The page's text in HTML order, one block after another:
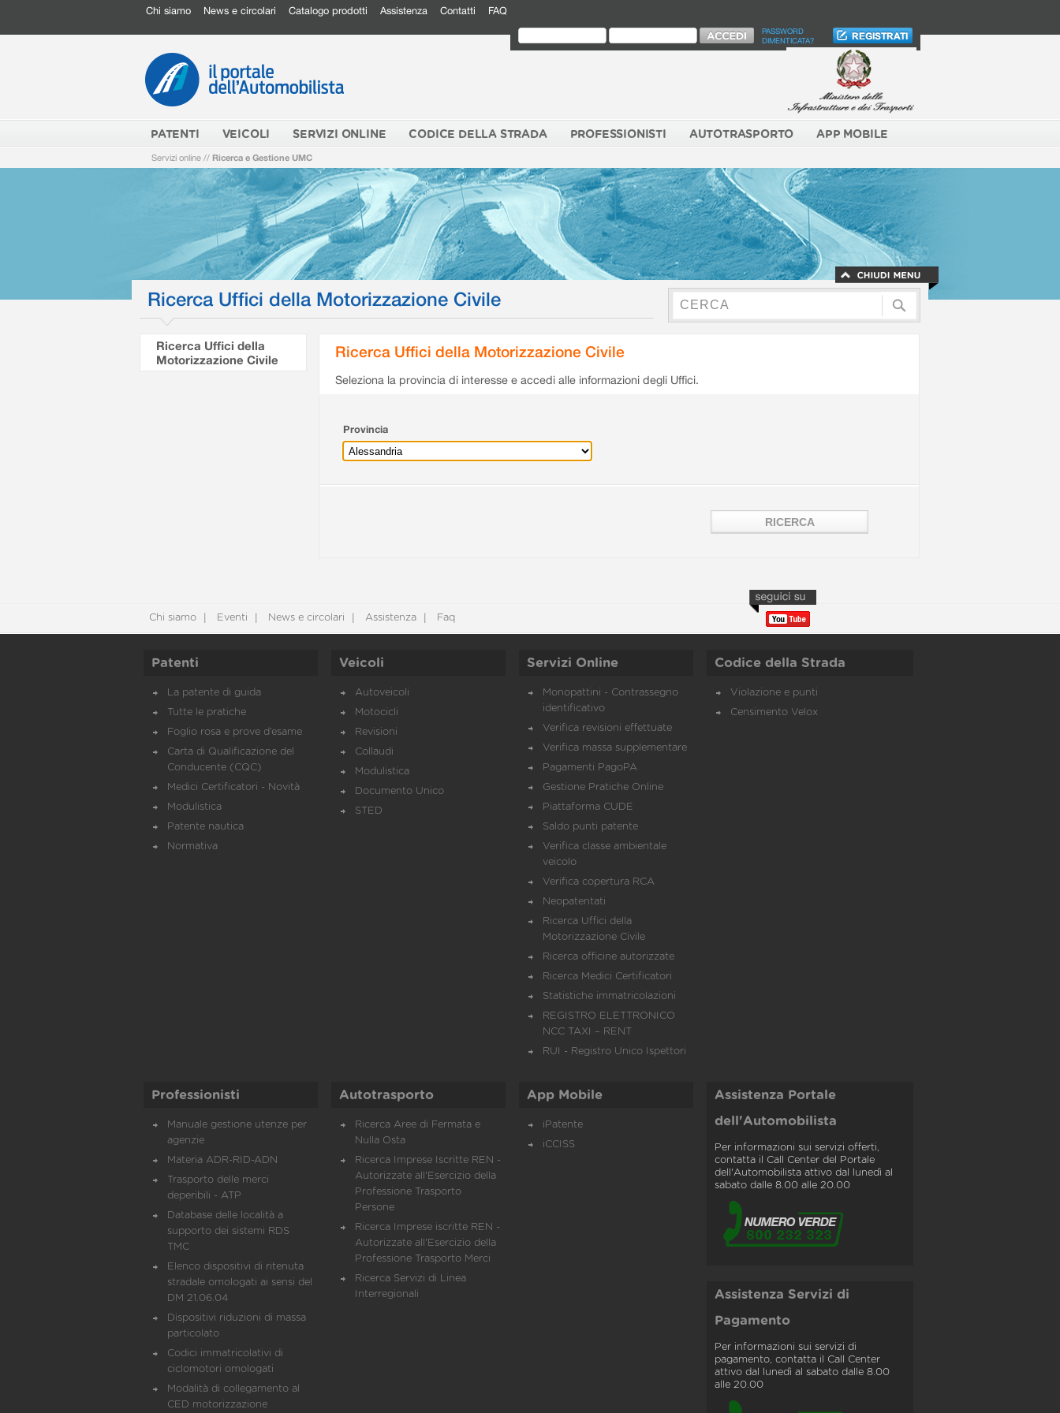
Chi siamo News e circolari Catalogo prodotti Assistenza Contatti FAQ
PASSWORD
DIMENTICATA?
PATENTI VEICOLI SERVIZI ONLINE CODICE DELLA STRADA PROFESSIONISTI AUTOTRASPORTO APP MOBILE
Servizi online // Ricerca e Gestione UMC
Ricerca Uffici della Motorizzazione Civile
Ricerca Uffici della
Motorizzazione Civile
Ricerca Uffici della Motorizzazione Civile
Seleziona la provincia di interesse e accedi alle informazioni degli Uffici.
Provincia
Chi siamo Eventi News e circolari Assistenza Faq
Patenti
La patente di guida
Tutte le pratiche
Foglio rosa e prove d’esame
Carta di Qualificazione del
Conducente (CQC)
Medici Certificatori - Novità
Modulistica
Patente nautica
Normativa
Veicoli
Autoveicoli
Motocicli
Revisioni
Collaudi
Modulistica
Documento Unico
STED
Servizi Online
Monopattini - Contrassegno
identificativo
Verifica revisioni effettuate
Verifica massa supplementare
Pagamenti PagoPA
Gestione Pratiche Online
Piattaforma CUDE
Saldo punti patente
Verifica classe ambientale
veicolo
Verifica copertura RCA
Neopatentati
Ricerca Uffici della
Motorizzazione Civile
Ricerca officine autorizzate
Ricerca Medici Certificatori
Statistiche immatricolazioni
REGISTRO ELETTRONICO
NCC TAXI – RENT
RUI - Registro Unico Ispettori
Codice della Strada
Violazione e punti
Censimento Velox
Professionisti
Manuale gestione utenze per
agenzie
Materia ADR-RID-ADN
Trasporto delle merci
deperibili - ATP
Database delle località a
supporto dei sistemi RDS
TMC
Elenco dispositivi di ritenuta
stradale omologati ai sensi del
DM 21.06.04
Dispositivi riduzioni di massa
particolato
Codici immatricolativi di
ciclomotori omologati
Modalità di collegamento al
CED motorizzazione
Autotrasporto
Ricerca Aree di Fermata e
Nulla Osta
Ricerca Imprese Iscritte REN -
Autorizzate all'Esercizio della
Professione Trasporto
Persone
Ricerca Imprese iscritte REN -
Autorizzate all'Esercizio della
Professione Trasporto Merci
Ricerca Servizi di Linea
Interregionali
App Mobile
iPatente
iCCISS
Assistenza Portale
dell'Automobilista
Per informazioni sui servizi offerti,
contatta il Call Center del Portale
dell'Automobilista attivo dal lunedì al
sabato dalle 8.00 alle 20.00
Assistenza Servizi di
Pagamento
Per informazioni sui servizi di
pagamento, contatta il Call Center
attivo dal lunedì al sabato dalle 8.00
alle 20.00